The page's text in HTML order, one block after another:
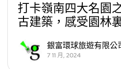
打卡嶺南四大名園
古建築，感受園林
銀富環球旅遊有限公
7 11 月, 2024